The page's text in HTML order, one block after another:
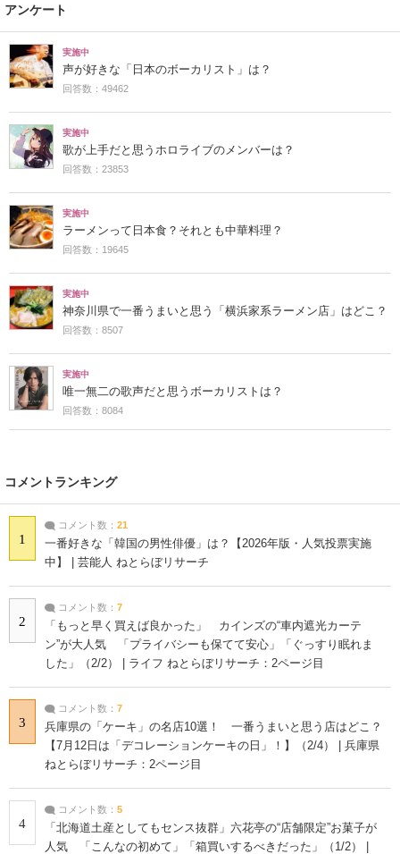
アンケート
実施中
声が好きな「日本のボーカリスト」は？
回答数：49462
実施中
歌が上手だと思うホロライブのメンバーは？
回答数：23853
実施中
ラーメンって日本食？それとも中華料理？
回答数：19645
実施中
神奈川県で一番うまいと思う「横浜家系ラーメン店」はどこ？
回答数：8507
実施中
唯一無二の歌声だと思うボーカリストは？
回答数：8084
コメントランキング
1
コメント数： 21
一番好きな「韓国の男性俳優」は？【2026年版・人気投票実施
中】 | 芸能人 ねとらぼリサーチ
2
コメント数： 7
「もっと早く買えば良かった」 カインズの“車内遮光カーテ
ン”が大人気 「プライバシーも保てて安心」「ぐっすり眠れま
した」（2/2） | ライフ ねとらぼリサーチ：2ページ目
3
コメント数： 7
兵庫県の「ケーキ」の名店10選！ 一番うまいと思う店はどこ？
【7月12日は「デコレーションケーキの日」！】（2/4） | 兵庫県
ねとらぼリサーチ：2ページ目
4
コメント数： 5
「北海道土産としてもセンス抜群」六花亭の“店舗限定”お菓子が
人気 「こんなの初めて」「箱買いするべきだった」（1/2） |